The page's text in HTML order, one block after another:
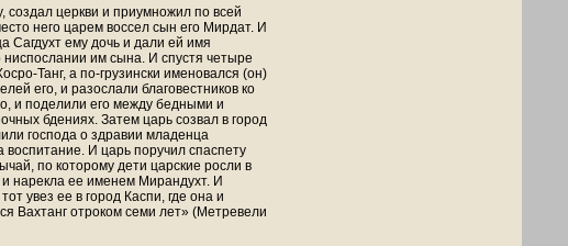
создал церкви и приумножил по всей
него царем воссел сын его Мирдат. И
Сагдухт ему дочь и дали ей имя
им сына. И спустя четыре
Танг, а по-грузински именовался (он)
его, и разослали благовестников ко
и поделили его между бедными и
бдениях. Затем царь созвал в город
господа о здравии младенца
И царь поручил спаспету
по которому дети царские росли в
нарекла ее именем Мирандухт. И
увез ее в город Каспи, где она и
Вахтанг отроком семи лет» (Метревели